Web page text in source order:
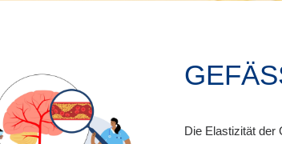
Die Elastizität der